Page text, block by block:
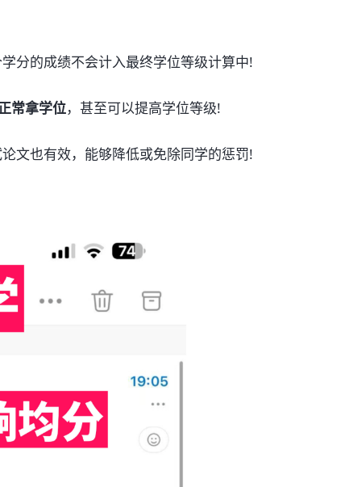
分的成绩不会计入最终学位等级计算中!
常拿学位，甚至可以提高学位等级!
文也有效，能够降低或免除同学的惩罚!